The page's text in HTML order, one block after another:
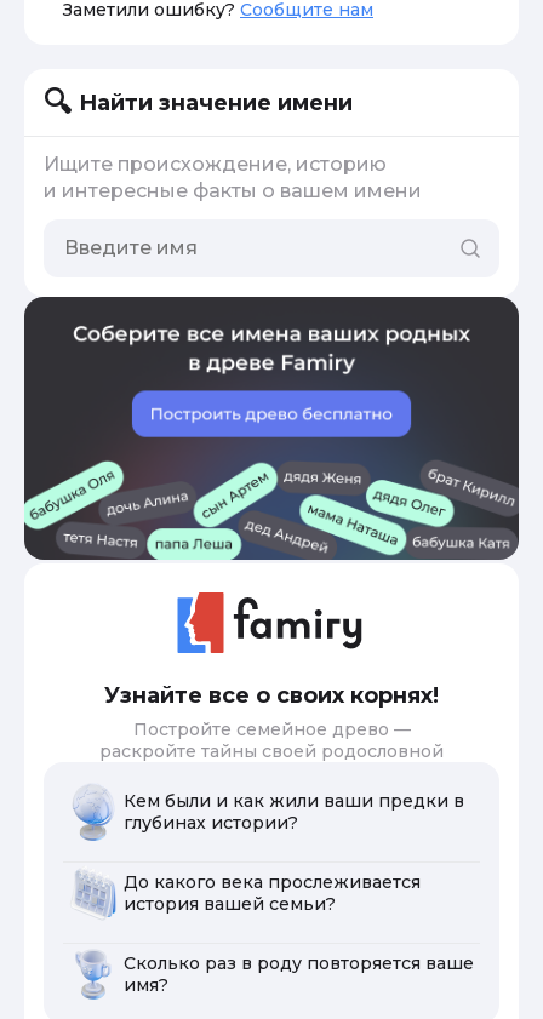
Заметили ошибку? Сообщите нам
Найти значение имени
Ищите происхождение, историю
и интересные факты о вашем имени
Узнайте все о своих корнях!
Постройте семейное древо —
раскройте тайны своей родословной
Кем были и как жили ваши предки в
глубинах истории?
До какого века прослеживается
история вашей семьи?
Сколько раз в роду повторяется ваше
имя?